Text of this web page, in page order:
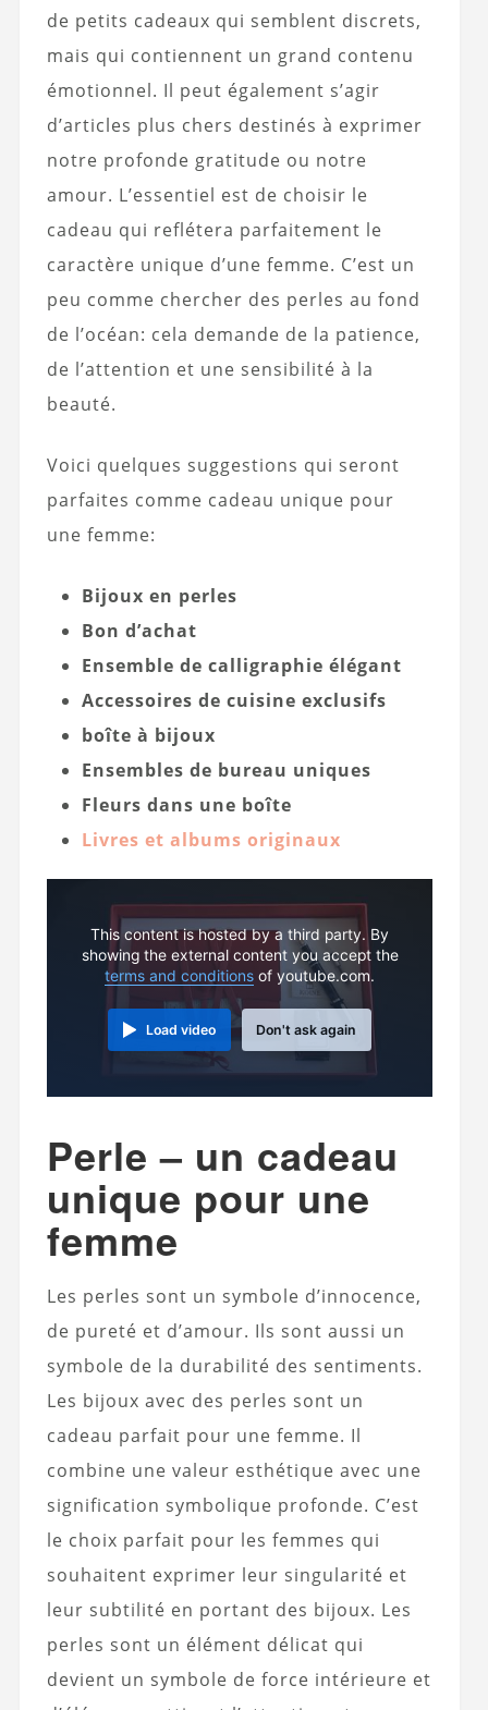
de petits cadeaux qui semblent discrets,
mais qui contiennent un grand contenu
émotionnel. Il peut également s’agir
d’articles plus chers destinés à exprimer
notre profonde gratitude ou notre
amour. L’essentiel est de choisir le
cadeau qui reflétera parfaitement le
caractère unique d’une femme. C’est un
peu comme chercher des perles au fond
de l’océan: cela demande de la patience,
de l’attention et une sensibilité à la
beauté.
Voici quelques suggestions qui seront
parfaites comme cadeau unique pour
une femme:
Bijoux en perles
Bon d’achat
Ensemble de calligraphie élégant
Accessoires de cuisine exclusifs
boîte à bijoux
Ensembles de bureau uniques
Fleurs dans une boîte
Livres et albums originaux
This content is hosted by a third party. By
showing the external content you accept the
terms and conditions of youtube.com.
Load video Don't ask again
Perle – un cadeau
unique pour une
femme
Les perles sont un symbole d’innocence,
de pureté et d’amour. Ils sont aussi un
symbole de la durabilité des sentiments.
Les bijoux avec des perles sont un
cadeau parfait pour une femme. Il
combine une valeur esthétique avec une
signification symbolique profonde. C’est
le choix parfait pour les femmes qui
souhaitent exprimer leur singularité et
leur subtilité en portant des bijoux. Les
perles sont un élément délicat qui
devient un symbole de force intérieure et